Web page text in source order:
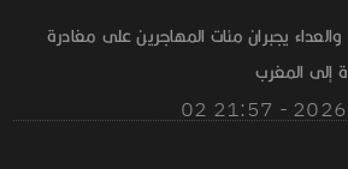
والعداء يجبران مئات المهاجرين على مغادرة
إلى المغرب